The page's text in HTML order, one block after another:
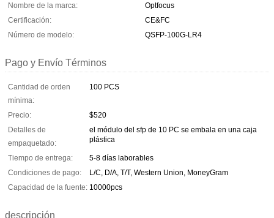
Nombre de la marca:
Optfocus
Certificación:
CE&FC
Número de modelo:
QSFP-100G-LR4
Pago y Envío Términos
Cantidad de orden
mínima:
100 PCS
Precio:
$520
Detalles de
empaquetado:
el módulo del sfp de 10 PC se embala en una caja
plástica
Tiempo de entrega:
5-8 días laborables
Condiciones de pago:
L/C, D/A, T/T, Western Union, MoneyGram
Capacidad de la fuente: 10000pcs
descripción